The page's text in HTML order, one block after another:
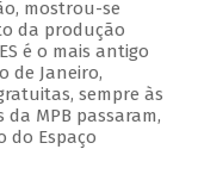
mostrou-se
da produção
é o mais antigo
de Janeiro,
sempre às
MPB passaram,
do Espaço